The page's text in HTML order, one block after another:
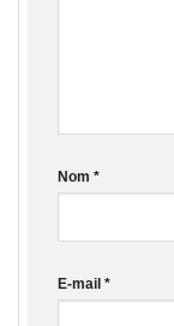
Nom *
E-mail *